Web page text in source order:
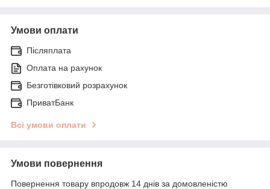
Умови оплати
Післяплата
Оплата на рахунок
Безготівковий розрахунок
ПриватБанк
Всі умови оплати
Умови повернення
Повернення товару впродовж 14 днів за домовленістю